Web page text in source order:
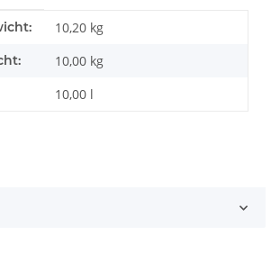
10,20 kg
10,00 kg
10,00 l